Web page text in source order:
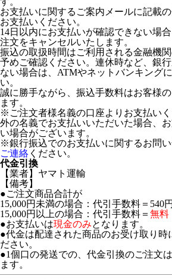
お支払いに関するご案内メールに記載
お支払いください。
14日以内にお支払いが確認できない場
注文をキャンセルいたします。
振込の取扱時間はご利用される金融機
予めご確認ください。連休時など、銀
ない場合は、ATMやネットバンキング
い。
誠に勝手ながら、振込手数料はお客様
ます。
※ご注文者様名義の口座よりお支払い
外の名義でお支払いいただいた場合、
い場合がございます。
※銀行振込でのお支払いに関するお問
ご連絡 ください。
代金引換
【業者】ヤマト運輸
【備考】
●ご注文商品合計が
15,000円未満の場合：代引手数料＝540円
15,000円以上の場合：代引手数料＝ 無料
●お支払いは現金のみとなります。
●代金は配達された商品のお受け取り時
ださい。
●1個口の発送での、代金引換のご注文
ます。